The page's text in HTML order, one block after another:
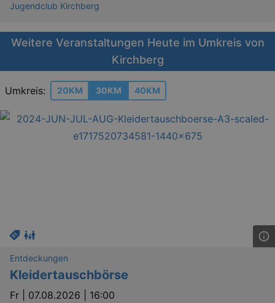
Jugendclub Kirchberg
Weitere Veranstaltungen Heute im Umkreis von
Kirchberg
Umkreis: 20KM 30KM 40KM
Entdeckungen
Kleidertauschbörse
Fr | 07.08.2026 | 16:00